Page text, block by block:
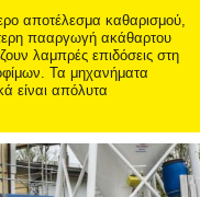
αποτέλεσμα καθαρισμού,
πααργωγή ακάθαρτου
λαμπρές επιδόσεις στη
Τα μηχανήματα
είναι απόλυτα